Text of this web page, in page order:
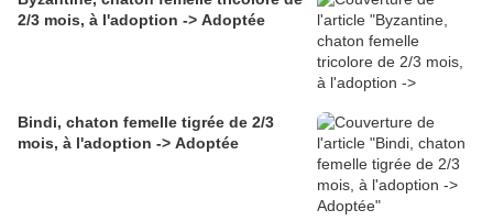
2/3 mois, à l'adoption -> Adoptée
Bindi, chaton femelle tigrée de 2/3
mois, à l'adoption -> Adoptée